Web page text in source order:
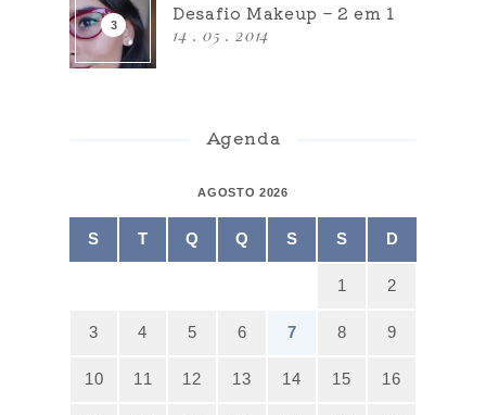
Desafio Makeup – 2 em 1
14 . 05 . 2014
Agenda
AGOSTO 2026
S T Q Q S S D
1 2
3 4 5 6 7 8 9
10 11 12 13 14 15 16